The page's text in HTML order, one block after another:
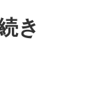
き